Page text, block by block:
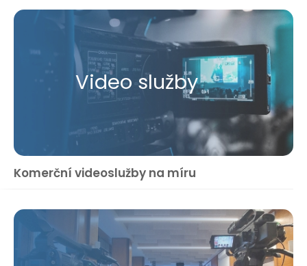
Video služby
Komerční videoslužby na míru